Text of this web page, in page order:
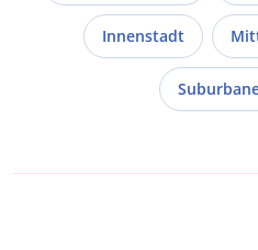
Innenstadt